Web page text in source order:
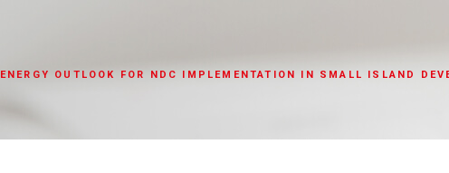
ENERGY OUTLOOK FOR NDC IMPLEMENTATION IN SMALL ISLAND